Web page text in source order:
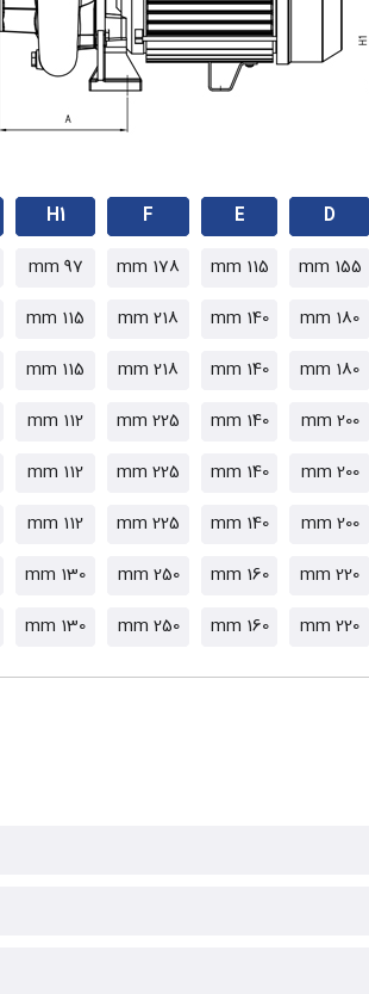
D
E
F
H1
155 mm
115 mm
178 mm
97 mm
180 mm
140 mm
218 mm
115 mm
180 mm
140 mm
218 mm
115 mm
200 mm
140 mm
225 mm
112 mm
200 mm
140 mm
225 mm
112 mm
200 mm
140 mm
225 mm
112 mm
220 mm
160 mm
250 mm
130 mm
220 mm
160 mm
250 mm
130 mm